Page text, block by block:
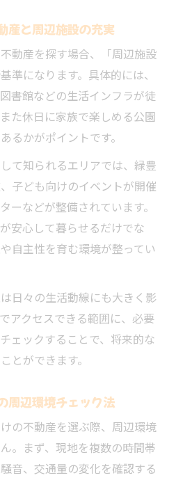
産と周辺施設の充実
動産を探す場合、「周辺施設
準になります。具体的には、
書館などの生活インフラが徒
た休日に家族で楽しめる公園
るかがポイントです。
て知られるエリアでは、緑豊
子ども向けのイベントが開催
ーなどが整備されています。
安心して暮らせるだけでな
自主性を育む環境が整ってい
日々の生活動線にも大きく影
アクセスできる範囲に、必要
ェックすることで、将来的な
とができます。
周辺環境チェック法
の不動産を選ぶ際、周辺環境
。まず、現地を複数の時間帯
音、交通量の変化を確認する